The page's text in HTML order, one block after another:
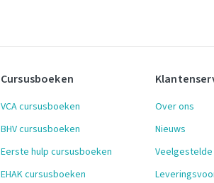
Cursusboeken
VCA cursusboeken
BHV cursusboeken
Eerste hulp cursusboeken
EHAK cursusboeken
Over ons
Nieuws